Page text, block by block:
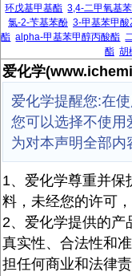
环戊基甲基酯 3,4-二甲氧基
氯-2-苄基苯酚 3-甲基苯甲酸
酯 alpha-甲基苯甲醇丙酸酯
酯 胡
爱化学
爱化学提醒您:在
您可以选择不使用
为对本声明全部内
1、爱化学尊重并保
料，未经您的许可
2、爱化学提供的产
真实性、合法性和
担任何商业和法律责